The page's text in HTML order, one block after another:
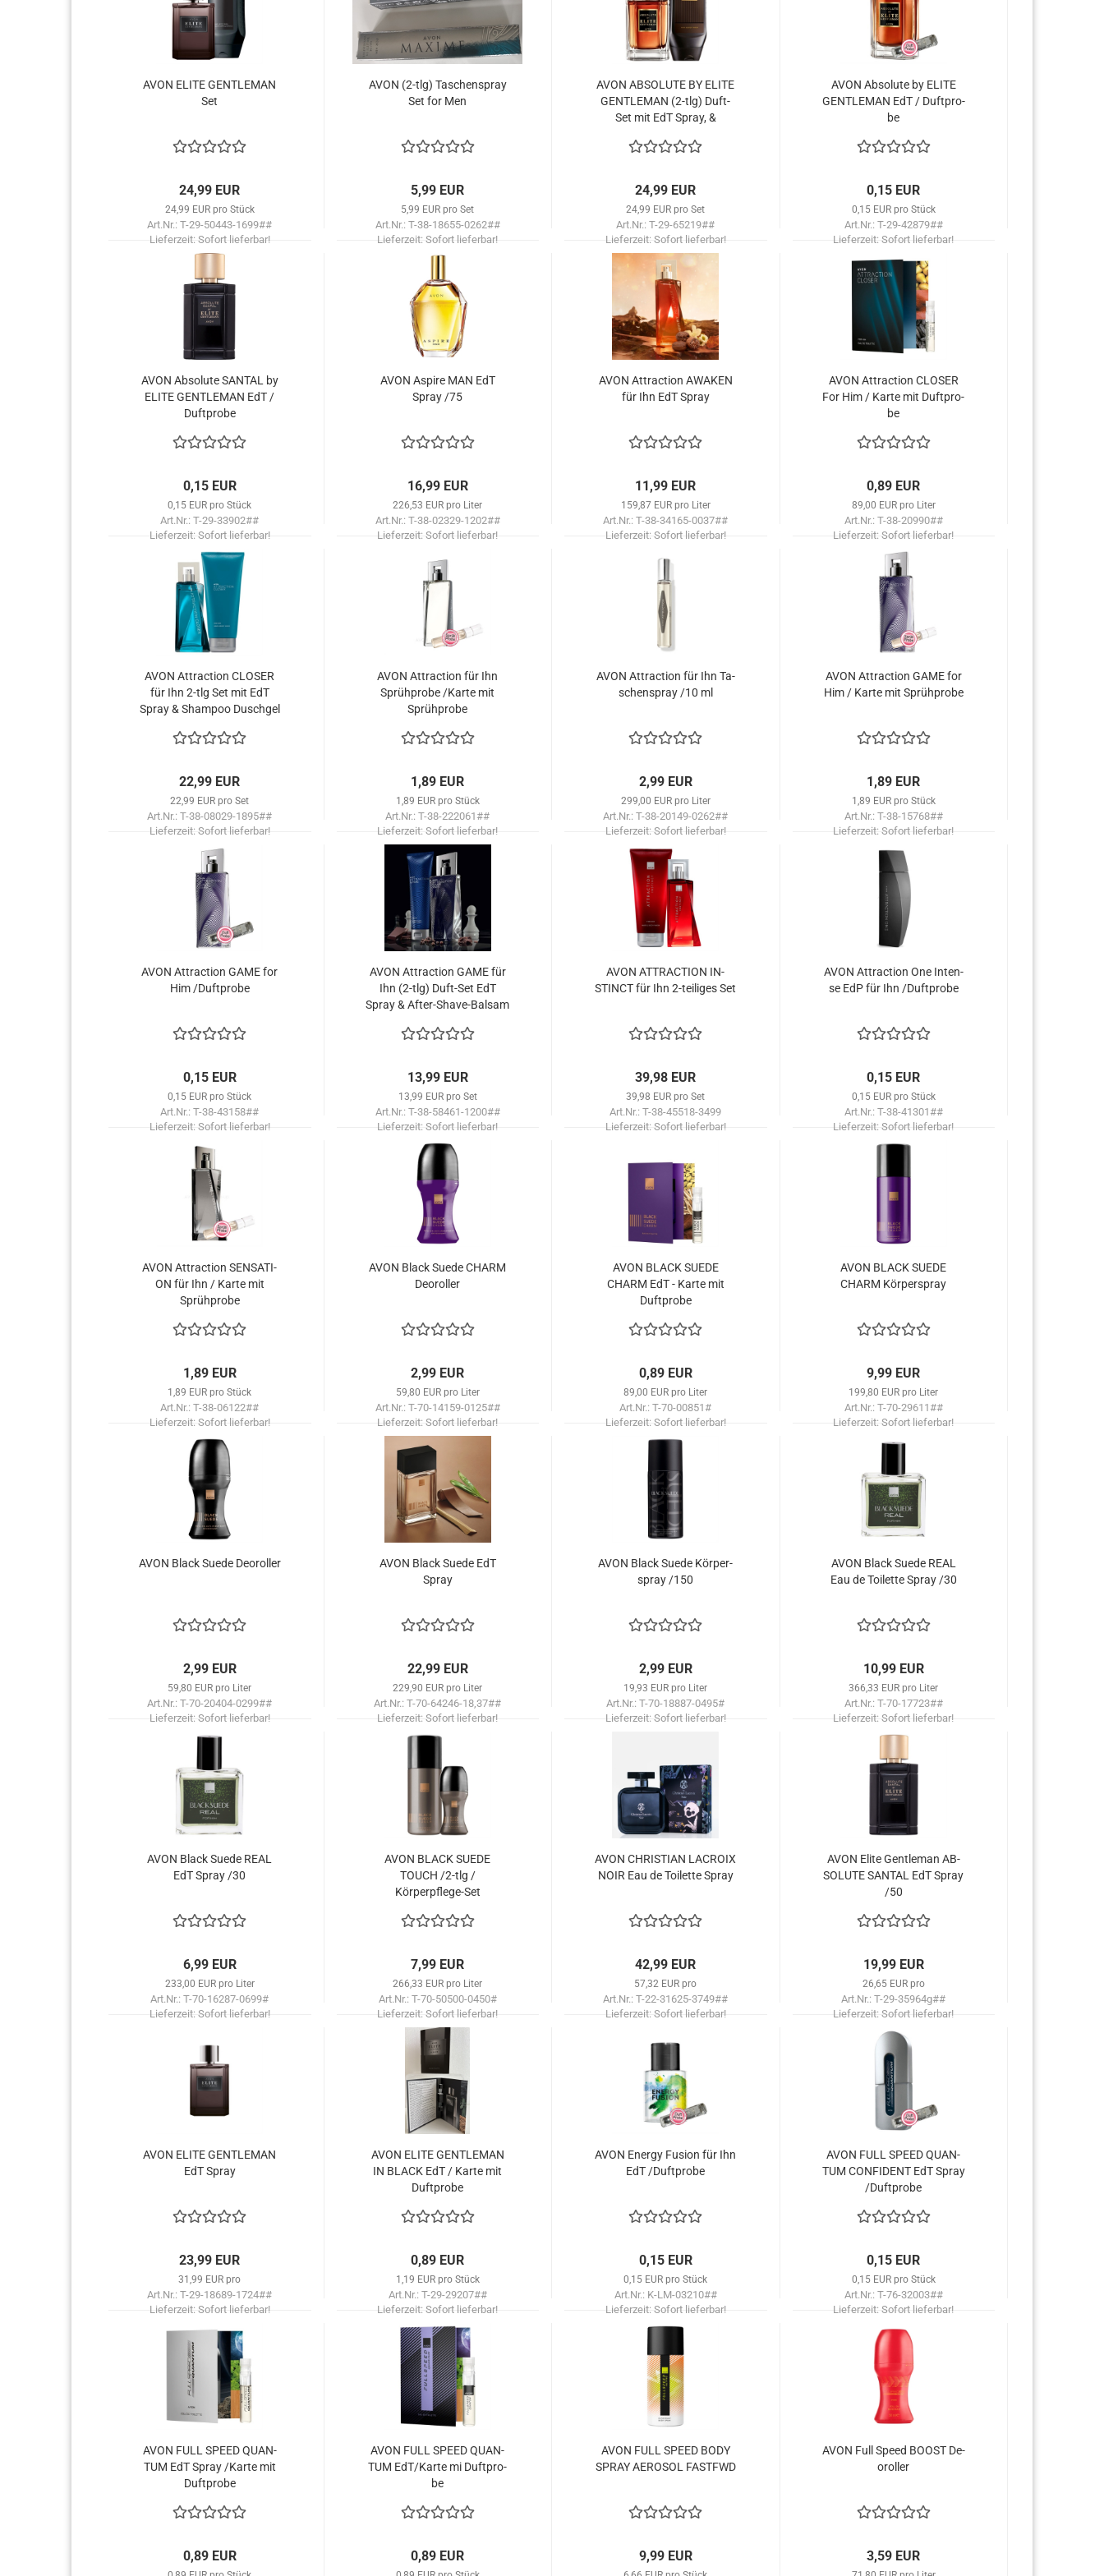
AVON ELITE GEN­TLE­MAN
Set
24,99 EUR
24,99 EUR pro Stück
Art.Nr.: T-29-50443-1699##
Lieferzeit: Sofort lieferbar!
AVON (2-tlg) Ta­schen­spray
Set for Men
5,99 EUR
5,99 EUR pro Set
Art.Nr.: T-38-18655-0262##
Lieferzeit:Sofort lieferbar!
AVON AB­SO­LU­TE BY ELITE
GEN­TLE­MAN (2-tlg) Duft-​
Set mit EdT Spray, &
24,99 EUR
24,99 EUR pro Set
Art.Nr.: T-29-65219##
Lieferzeit: Sofort lieferbar!
AVON Ab­so­lu­te by ELITE
GEN­TLE­MAN EdT / Duft­pro­
be
0,15 EUR
0,15 EUR pro Stück
Art.Nr.: T-29-42879##
Lieferzeit:Sofort lieferbar!
AVON Ab­so­lu­te SAN­TAL by
ELITE GEN­TLE­MAN EdT /
Duft­pro­be
0,15 EUR
0,15 EUR pro Stück
Art.Nr.: T-29-33902##
Lieferzeit: Sofort lieferbar!
AVON Aspi­re MAN EdT
Spray /75
16,99 EUR
226,53 EUR pro Liter
Art.Nr.: T-38-02329-1202##
Lieferzeit:Sofort lieferbar!
AVON At­trac­tion AWA­KEN
für Ihn EdT Spray
11,99 EUR
159,87 EUR pro Liter
Art.Nr.: T-38-34165-0037##
Lieferzeit: Sofort lieferbar!
AVON At­trac­tion CLO­SER
For Him / Karte mit Duft­pro­
be
0,89 EUR
89,00 EUR pro Liter
Art.Nr.: T-38-20990##
Lieferzeit:Sofort lieferbar!
AVON At­trac­tion CLO­SER
für Ihn 2-tlg Set mit EdT
Spray & Sham­poo Dusch­gel
22,99 EUR
22,99 EUR pro Set
Art.Nr.: T-38-08029-1895##
Lieferzeit: Sofort lieferbar!
AVON At­trac­tion für Ihn
Sprüh­pro­be /Karte mit
Sprüh­pro­be
1,89 EUR
1,89 EUR pro Stück
Art.Nr.: T-38-222061##
Lieferzeit:Sofort lieferbar!
AVON At­trac­tion für Ihn Ta­
schen­spray /10 ml
2,99 EUR
299,00 EUR pro Liter
Art.Nr.: T-38-20149-0262##
Lieferzeit: Sofort lieferbar!
AVON At­trac­tion GAME for
Him / Karte mit Sprüh­pro­be
1,89 EUR
1,89 EUR pro Stück
Art.Nr.: T-38-15768##
Lieferzeit:Sofort lieferbar!
AVON At­trac­tion GAME for
Him /Duft­pro­be
0,15 EUR
0,15 EUR pro Stück
Art.Nr.: T-38-43158##
Lieferzeit: Sofort lieferbar!
AVON At­trac­tion GAME für
Ihn (2-tlg) Duft-​Set EdT
Spray & After-​​Shave-​Balsam
13,99 EUR
13,99 EUR pro Set
Art.Nr.: T-38-58461-1200##
Lieferzeit:Sofort lieferbar!
AVON AT­TRAC­TION IN­
STINCT für Ihn 2-​tei­li­ges Set
39,98 EUR
39,98 EUR pro Set
Art.Nr.: T-38-45518-3499
Lieferzeit: Sofort lieferbar!
AVON At­trac­tion One In­ten­
se EdP für Ihn /Duft­pro­be
0,15 EUR
0,15 EUR pro Stück
Art.Nr.: T-38-41301##
Lieferzeit:Sofort lieferbar!
AVON At­trac­tion SEN­SA­TI­
ON für Ihn / Karte mit
Sprüh­pro­be
1,89 EUR
1,89 EUR pro Stück
Art.Nr.: T-38-06122##
Lieferzeit: Sofort lieferbar!
AVON Black Suede CHARM
De­orol­ler
2,99 EUR
59,80 EUR pro Liter
Art.Nr.: T-70-14159-0125##
Lieferzeit:Sofort lieferbar!
AVON BLACK SUEDE
CHARM EdT - Karte mit
Duft­pro­be
0,89 EUR
89,00 EUR pro Liter
Art.Nr.: T-70-00851#
Lieferzeit: Sofort lieferbar!
AVON BLACK SUEDE
CHARM Kör­per­spray
9,99 EUR
199,80 EUR pro Liter
Art.Nr.: T-70-29611##
Lieferzeit:Sofort lieferbar!
AVON Black Suede De­orol­ler
2,99 EUR
59,80 EUR pro Liter
Art.Nr.: T-70-20404-0299##
Lieferzeit: Sofort lieferbar!
AVON Black Suede EdT
Spray
22,99 EUR
229,90 EUR pro Liter
Art.Nr.: T-70-64246-18,37##
Lieferzeit:Sofort lieferbar!
AVON Black Suede Kör­per­
spray /150
2,99 EUR
19,93 EUR pro Liter
Art.Nr.: T-70-18887-0495#
Lieferzeit: Sofort lieferbar!
AVON Black Suede REAL
Eau de Toi­let­te Spray /30
10,99 EUR
366,33 EUR pro Liter
Art.Nr.: T-70-17723##
Lieferzeit:Sofort lieferbar!
AVON Black Suede REAL
EdT Spray /30
6,99 EUR
233,00 EUR pro Liter
Art.Nr.: T-70-16287-0699#
Lieferzeit: Sofort lieferbar!
AVON BLACK SUEDE
TOUCH /2-tlg /
Körperpflege-​​Set
7,99 EUR
266,33 EUR pro Liter
Art.Nr.: T-70-50500-0450#
Lieferzeit:Sofort lieferbar!
AVON CHRIS­TI­AN LA­CROIX
NOIR Eau de Toi­let­te Spray
42,99 EUR
57,32 EUR pro
Art.Nr.: T-22-31625-3749##
Lieferzeit: Sofort lieferbar!
AVON Elite Gen­tle­man AB­
SO­LU­TE SAN­TAL EdT Spray
/50
19,99 EUR
26,65 EUR pro
Art.Nr.: T-29-35964g##
Lieferzeit:Sofort lieferbar!
AVON ELITE GEN­TLE­MAN
EdT Spray
23,99 EUR
31,99 EUR pro
Art.Nr.: T-29-18689-1724##
Lieferzeit: Sofort lieferbar!
AVON ELITE GEN­TLE­MAN
IN BLACK EdT / Karte mit
Duft­pro­be
0,89 EUR
1,19 EUR pro Stück
Art.Nr.: T-29-29207##
Lieferzeit:Sofort lieferbar!
AVON En­er­gy Fu­si­on für Ihn
EdT /Duft­pro­be
0,15 EUR
0,15 EUR pro Stück
Art.Nr.: K-LM-03210##
Lieferzeit: Sofort lieferbar!
AVON FULL SPEED QUAN­
TUM CON­FI­DENT EdT Spray
/Duft­pro­be
0,15 EUR
0,15 EUR pro Stück
Art.Nr.: T-76-32003##
Lieferzeit:Sofort lieferbar!
AVON FULL SPEED QUAN­
TUM EdT Spray /Karte mit
Duft­pro­be
0,89 EUR
AVON FULL SPEED QUAN­
TUM EdT/Karte mi Duft­pro­
be
0,89 EUR
AVON FULL SPEED BODY
SPRAY AE­RO­SOL FAST­FWD
9,99 EUR
AVON Full Speed BOOST De­
orol­ler
3,59 EUR